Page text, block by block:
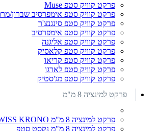
פרקט קוויק סטפ Muse
פרקט קוויק סטפ אימפרסיב שברון/
פרקט קוויק סטפ סינגנצ'ר
פרקט קוויק סטפ אימפרסיב
פרקט קוויק סטפ אליגנה
פרקט קוויק סטפ קלאסיק
פרקט קוויק סטפ קריאו
פרקט קוויק סטפ לארגו
פרקט קוויק סטפ מג'סטיק
פרקט למינציה 8 מ"מ
פרקט למינציה 8 מ"מ SWISS KRONO
פרקט למינציה 8 מ"מ נקסט סטפ